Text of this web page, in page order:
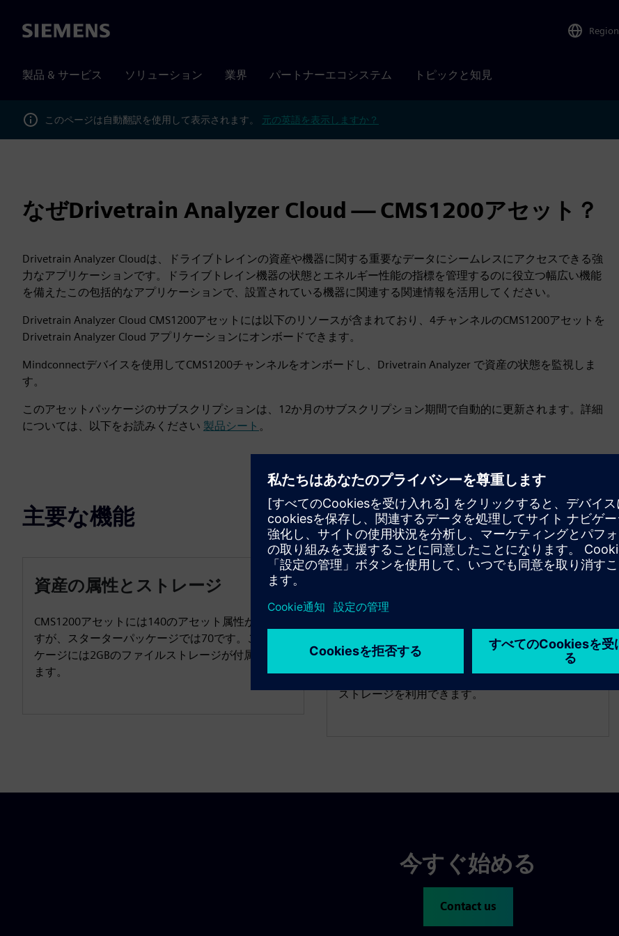
Siemens Region
製品 & サービス ソリューション 業界 パートナーエコシステム トピックと知見
このページは自動翻訳を使用して表示されます。 元の英語を表示しますか？
なぜDrivetrain Analyzer Cloud — CMS1200アセット？
Drivetrain Analyzer Cloudは、ドライブトレインの資産や機器に関する重要なデータにシームレスにアクセスできる強
力なアプリケーションです。ドライブトレイン機器の状態とエネルギー性能の指標を管理するのに役立つ幅広い機能
を備えたこの包括的なアプリケーションで、設置されている機器に関連する関連情報を活用してください。
Drivetrain Analyzer Cloud CMS1200アセットには以下のリソースが含まれており、4チャンネルのCMS1200アセットを
Drivetrain Analyzer Cloud アプリケーションにオンボードできます。
Mindconnectデバイスを使用してCMS1200チャンネルをオンボードし、Drivetrain Analyzer で資産の状態を監視しま
す。
このアセットパッケージのサブスクリプションは、12か月のサブスクリプション期間で自動的に更新されます。詳細
については、以下をお読みください 製品シート 。
主要な機能
資産の属性とストレージ
CMS1200アセットには140のアセット属性がありま
すが、スターターパッケージでは70です。このパッ
ケージには2GBのファイルストレージが付属してい
ます。
トレージ
CMS1200 Assetsのサブスクリプションを選択する
と、時系列データの取り込み速度が0.06KB/秒で、
スターターパッケージの6倍の6GBの時系列データ
ストレージを利用できます。
今すぐ始める
Contact us